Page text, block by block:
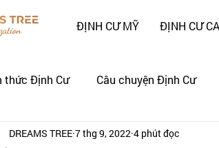
ĐỊNH CƯ MỸ ĐỊNH CƯ
thức Định Cư Câu chuyện Định Cư
Cư của Khách Hàng CÂU CHUYỆN
DREAMS TREE 7 thg 9, 2022 4 phút đọc